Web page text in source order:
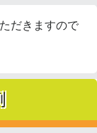
だきますので